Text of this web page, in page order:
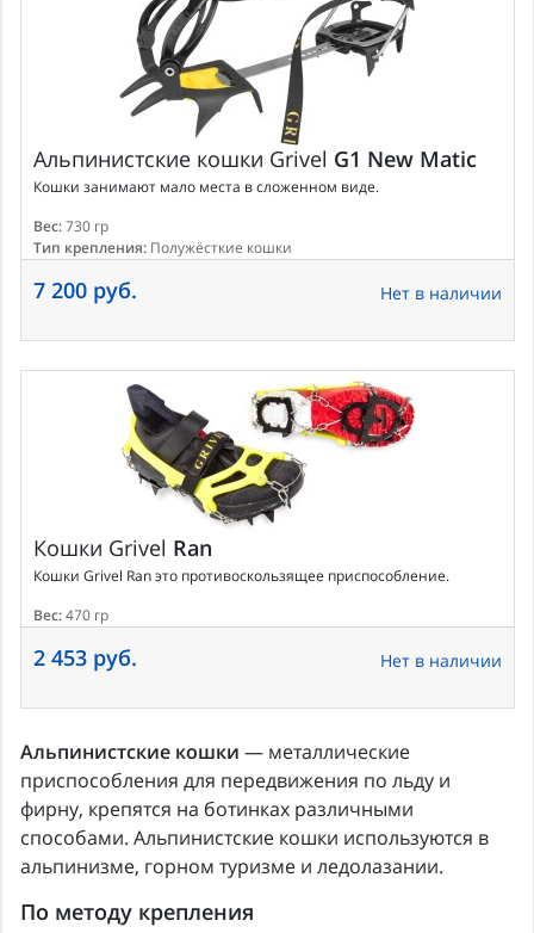
Альпинистские кошки Grivel G1 New Matic
Кошки занимают мало места в сложенном виде.
Вес:730 гр
Тип крепления: Полужёсткие кошки
7 200 руб. Нет в наличии
Кошки Grivel Ran
Кошки Grivel Ran это противоскользящее приспособление.
Вес:470 гр
2 453 руб. Нет в наличии
Альпинистские кошки — металлические
приспособления для передвижения по льду и
фирну, крепятся на ботинках различными
способами. Альпинистские кошки используются в
альпинизме, горном туризме и ледолазании.
По методу крепления